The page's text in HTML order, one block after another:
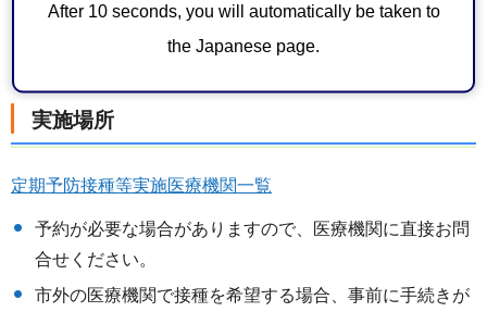
After 10 seconds, you will automatically be taken to
the Japanese page.
種シールをお持ちでない方へ」のページ
実施場所
定期予防接種等実施医療機関一覧
予約が必要な場合がありますので、医療機関に直接お問
合せください。
市外の医療機関で接種を希望する場合、事前に手続きが